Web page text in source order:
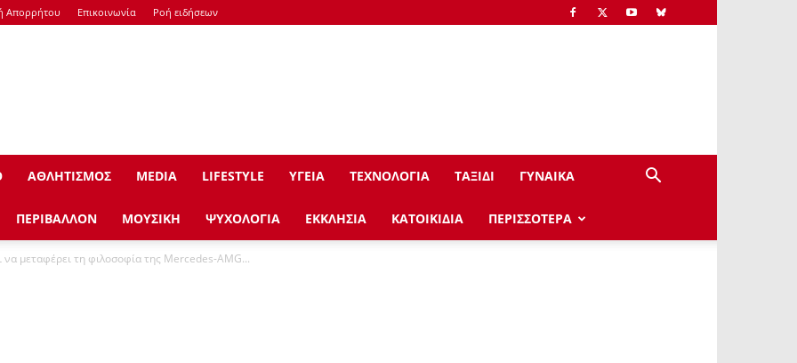
Απορρήτου Επικοινωνία Ροή ειδήσεων
ΑΘΛΗΤΙΣΜΟΣ ΜEDIA LIFESTYLE ΥΓΕΙΑ ΤΕΧΝΟΛΟΓΙΑ ΤΑΞΙΔΙ ΓΥΝΑΙΚΑ
ΠΕΡΙΒΑΛΛΟΝ ΜΟΥΣΙΚΗ ΨΥΧΟΛΟΓΙΑ ΕΚΚΛΗΣΙΑ ΚΑΤΟΙΚΙΔΙΑ ΠΕΡΙΣΣΟΤΕΡΑ
μεταφέρει τη φιλοσοφία της Mercedes-AMG...